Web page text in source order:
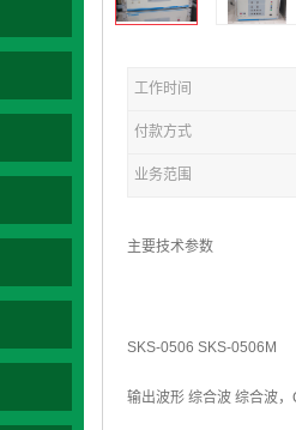
工作时间
付款方式
业务范围
主要技术参数
SKS-0506 SKS-0506M
输出波形 综合波 综合波，